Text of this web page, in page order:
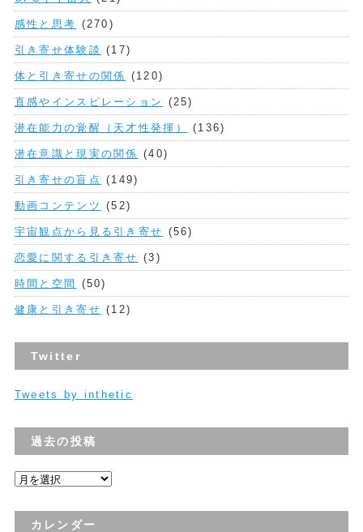
感性と思考 (270)
引き寄せ体験談 (17)
体と引き寄せの関係 (120)
直感やインスピレーション (25)
潜在能力の覚醒（天才性発揮） (136)
潜在意識と現実の関係 (40)
引き寄せの盲点 (149)
動画コンテンツ (52)
宇宙観点から見る引き寄せ (56)
恋愛に関する引き寄せ (3)
時間と空間 (50)
健康と引き寄せ (12)
Twitter
Tweets by inthetic
過去の投稿
過
の
カレンダー